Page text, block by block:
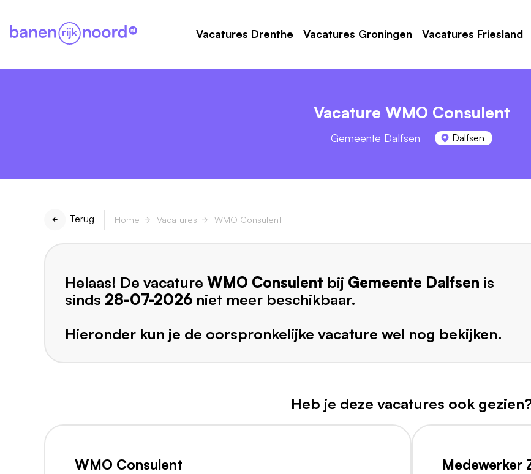
Vacatures Drenthe Vacatures Groningen Vacatures Friesland
Vacature WMO Consulent
Gemeente Dalfsen Dalfsen
Terug Home Vacatures WMO Consulent
Helaas! De vacature WMO Consulent bij Gemeente Dalfsen is
sinds 28-07-2026 niet meer beschikbaar.
Hieronder kun je de oorspronkelijke vacature wel nog bekijken.
Heb je deze vacatures ook
WMO Consulent Medewerker